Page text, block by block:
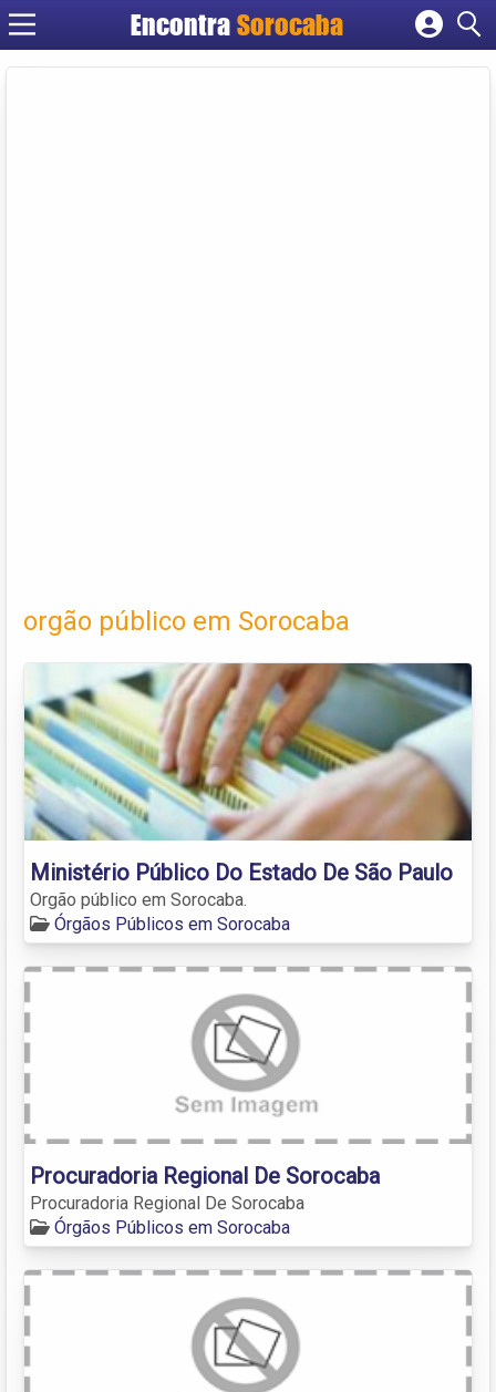
EncontraSorocaba
Cadastrar empresa
orgão público em Sorocaba
Ministério Público Do Estado De São Paulo
Orgão público em Sorocaba.
Órgãos Públicos em Sorocaba
Procuradoria Regional De Sorocaba
Procuradoria Regional De Sorocaba
Órgãos Públicos em Sorocaba